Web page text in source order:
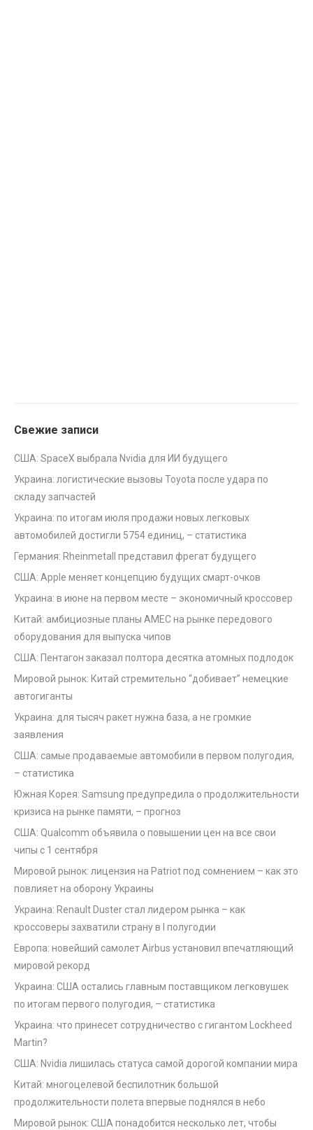
Свежие записи
США: SpaceX выбрала Nvidia для ИИ будущего
Украина: логистические вызовы Toyota после удара по
складу запчастей
Украина: по итогам июля продажи новых легковых
автомобилей достигли 5754 единиц, – статистика
Германия: Rheinmetall представил фрегат будущего
США: Apple меняет концепцию будущих смарт-очков
Украина: в июне на первом месте – экономичный кроссовер
Китай: амбициозные планы AMEC на рынке передового
оборудования для выпуска чипов
США: Пентагон заказал полтора десятка атомных подлодок
Мировой рынок: Китай стремительно “добивает” немецкие
автогиганты
Украина: для тысяч ракет нужна база, а не громкие
заявления
США: самые продаваемые автомобили в первом полугодия,
– статистика
Южная Корея: Samsung предупредила о продолжительности
кризиса на рынке памяти, – прогноз
США: Qualcomm объявила о повышении цен на все свои
чипы с 1 сентября
Мировой рынок: лицензия на Patriot под сомнением – как это
повлияет на оборону Украины
Украина: Renault Duster стал лидером рынка – как
кроссоверы захватили страну в I полугодии
Европа: новейший самолет Airbus установил впечатляющий
мировой рекорд
Украина: США остались главным поставщиком легковушек
по итогам первого полугодия, – статистика
Украина: что принесет сотрудничество с гигантом Lockheed
Martin?
США: Nvidia лишилась статуса самой дорогой компании мира
Китай: многоцелевой беспилотник большой
продолжительности полета впервые поднялся в небо
Мировой рынок: США понадобится несколько лет, чтобы